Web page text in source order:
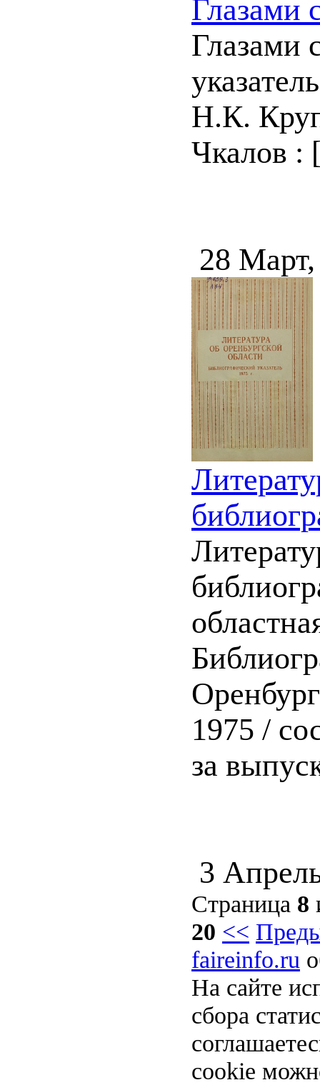
Глазами
Глазами
Н.К.
Чкалов :
28
1975 /
за
3
Страница 8
20 <<
faireinfo.ru
На сайте
сбора
cookie